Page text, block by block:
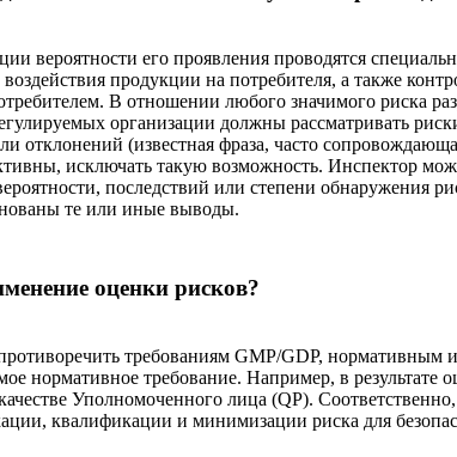
вероятности его проявления проводятся
воздействия продукции на потребителя, а также
В отношении любого значимого риска
организации должны рассматривать
(известная фраза, часто
исключать такую возможность. Инспектор
последствий или степени обнаружения
те или иные выводы.
оценки рисков?
требованиям GMP/GDP, нормативным
нормативное требование. Например, в
Уполномоченного лица (QP).
квалификации и минимизации риска для